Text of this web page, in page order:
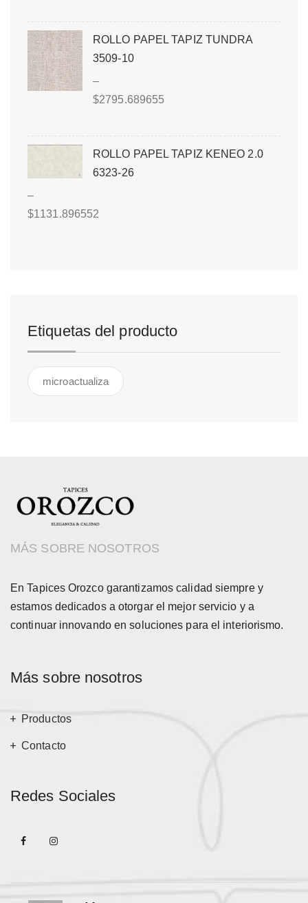
ROLLO PAPEL TAPIZ TUNDRA
3509-10
–
$2795.689655
ROLLO PAPEL TAPIZ KENEO 2.0
6323-26
–
$1131.896552
Etiquetas del producto
microactualiza
MÁS SOBRE NOSOTROS
En Tapices Orozco garantizamos calidad siempre y
estamos dedicados a otorgar el mejor servicio y a
continuar innovando en soluciones para el interiorismo.
Más sobre nosotros
Productos
Contacto
Redes Sociales